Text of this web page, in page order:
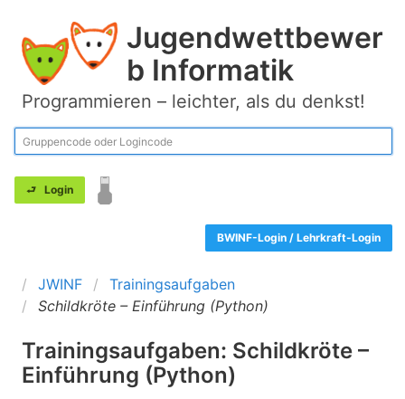
Jugendwettbewer
b Informatik
Programmieren – leichter, als du denkst!
BWINF-Login / Lehrkraft-Login
JWINF
Trainingsaufgaben
Schildkröte – Einführung (Python)
Trainingsaufgaben: Schildkröte –
Einführung (Python)